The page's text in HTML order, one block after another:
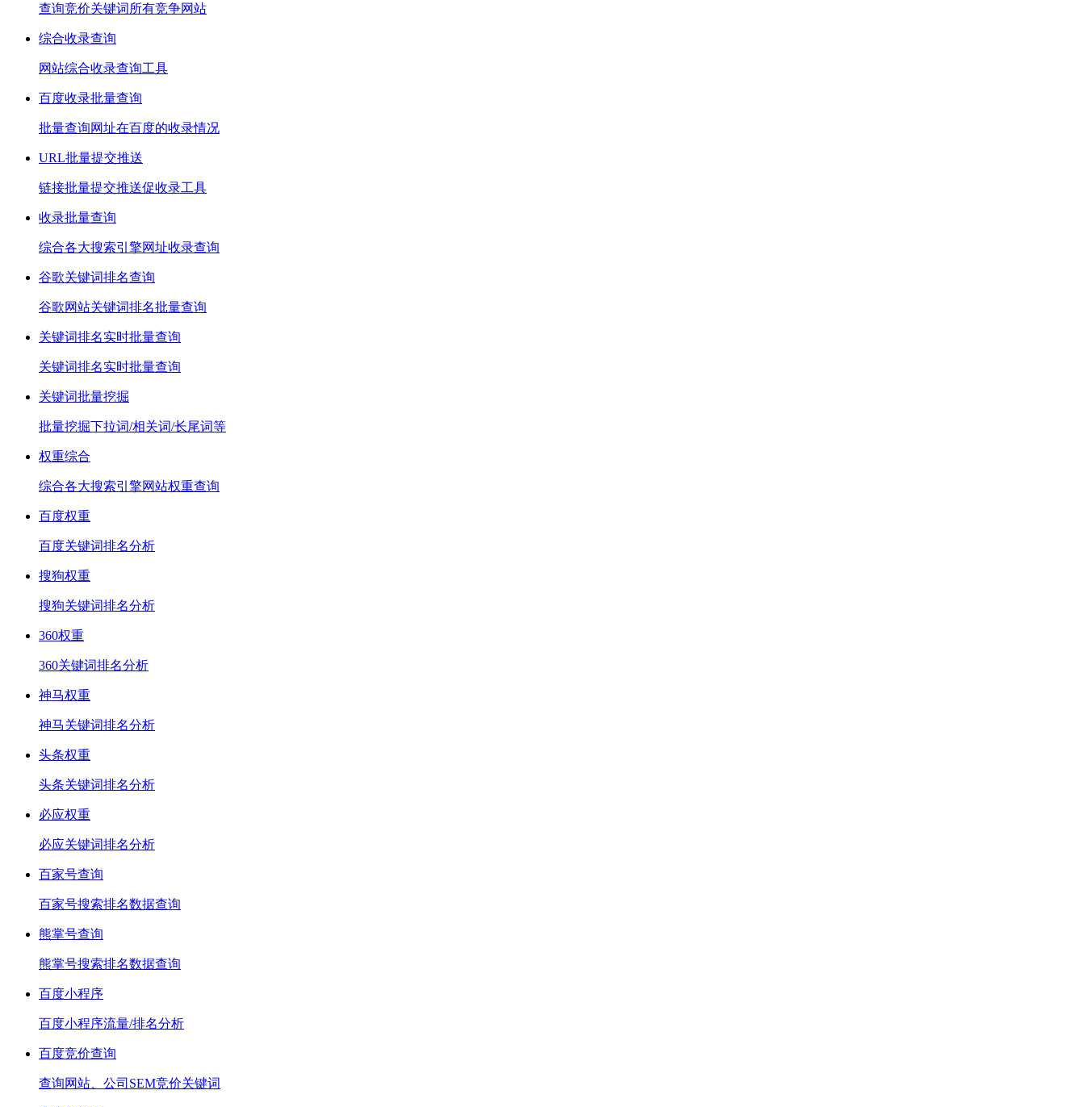
查询竞价关键词所有竞争网站
综合收录查询
网站综合收录查询工具
百度收录批量查询
批量查询网址在百度的收录情况
URL批量提交推送
链接批量提交推送促收录工具
收录批量查询
综合各大搜索引擎网址收录查询
谷歌关键词排名查询
谷歌网站关键词排名批量查询
关键词排名实时批量查询
关键词排名实时批量查询
关键词批量挖掘
批量挖掘下拉词/相关词/长尾词等
权重综合
综合各大搜索引擎网站权重查询
百度权重
百度关键词排名分析
搜狗权重
搜狗关键词排名分析
360权重
360关键词排名分析
神马权重
神马关键词排名分析
头条权重
头条关键词排名分析
必应权重
必应关键词排名分析
百家号查询
百家号搜索排名数据查询
熊掌号查询
熊掌号搜索排名数据查询
百度小程序
百度小程序流量/排名分析
百度竞价查询
查询网站、公司SEM竞价关键词